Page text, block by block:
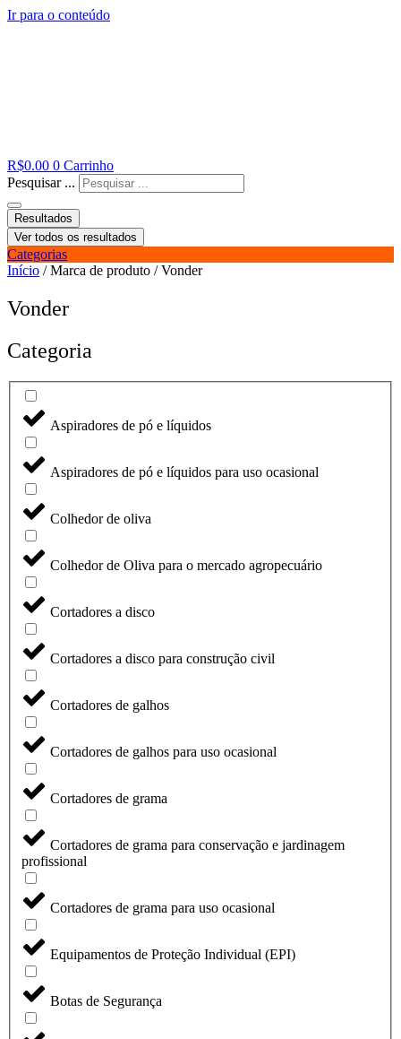
Ir para o conteúdo
R$0.00 0 Carrinho
Pesquisar ...
Resultados
Ver todos os resultados
Categorias
Início / Marca de produto / Vonder
Vonder
Categoria
Aspiradores de pó e líquidos
Aspiradores de pó e líquidos para uso ocasional
Colhedor de oliva
Colhedor de Oliva para o mercado agropecuário
Cortadores a disco
Cortadores a disco para construção civil
Cortadores de galhos
Cortadores de galhos para uso ocasional
Cortadores de grama
Cortadores de grama para conservação e jardinagem
profissional
Cortadores de grama para uso ocasional
Equipamentos de Proteção Individual (EPI)
Botas de Segurança